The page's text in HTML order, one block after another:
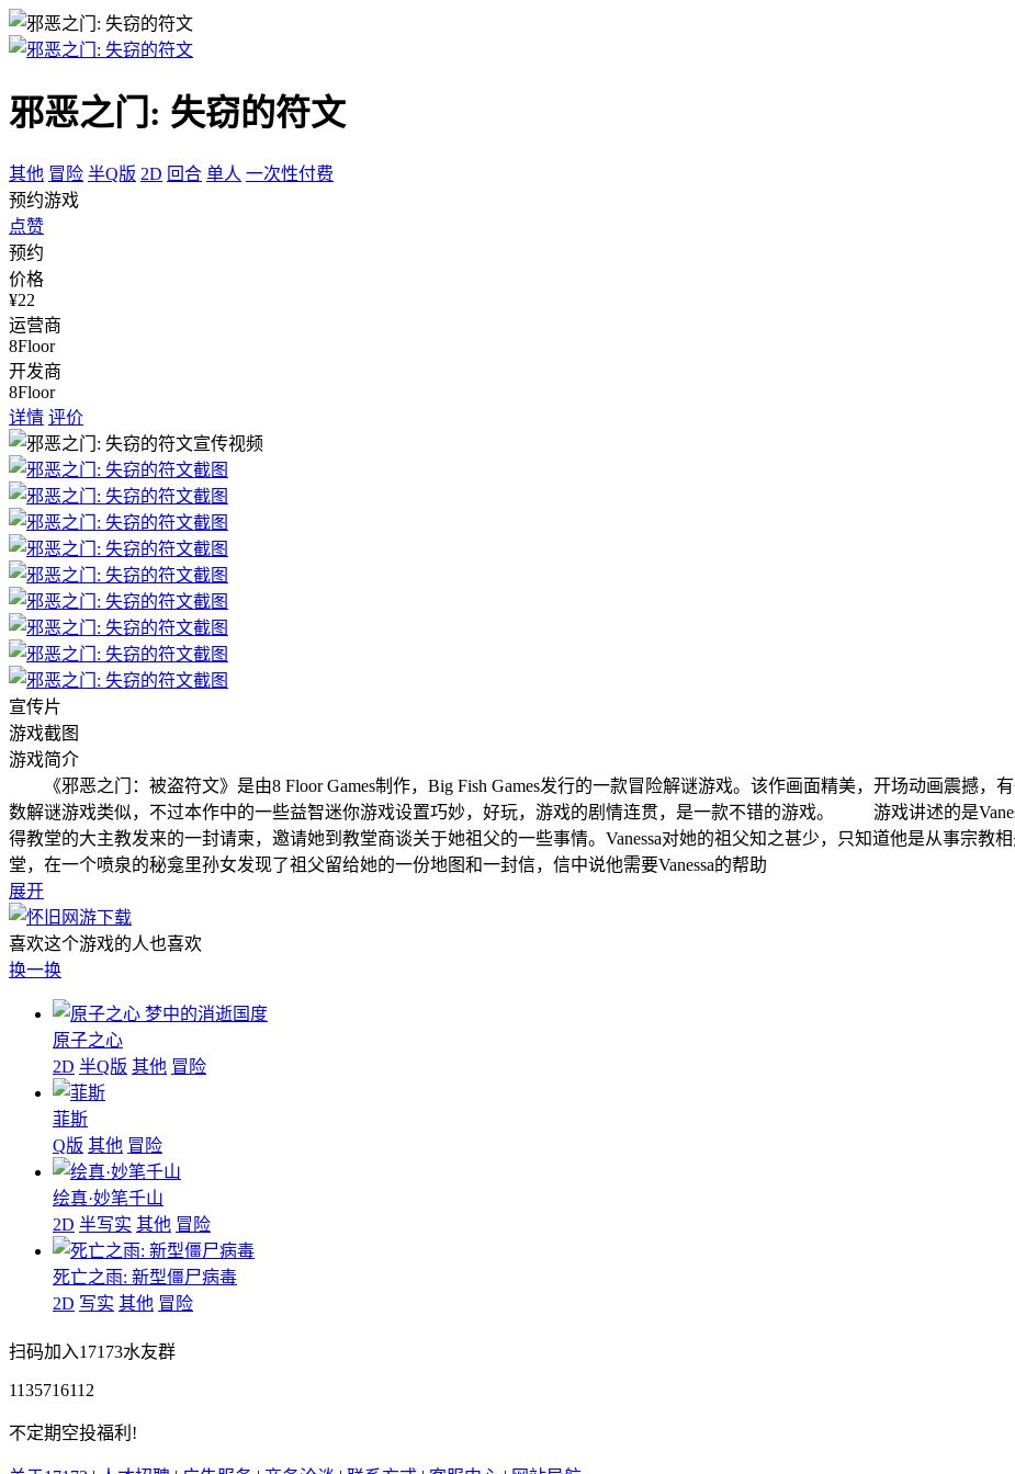
邪恶之门: 失窃的符文
其他 冒险 半Q版 2D 回合 单人 一次性付费
预约游戏
点赞
预约
价格
¥22
运营商
8Floor
开发商
8Floor
详情 评价
宣传片
游戏截图
游戏简介
《邪恶之门：被盗符文》是由8 Floor Games制作，Big Fish Games发行的一款冒险解谜游戏。该作画面精美，开场动画震撼，
数解谜游戏类似，不过本作中的一些益智迷你游戏设置巧妙，好玩，游戏的剧情连贯，是一款不错的游戏。 游戏讲述的是
得教堂的大主教发来的一封请柬，邀请她到教堂商谈关于她祖父的一些事情。Vanessa对她的祖父知之甚少，只知道他是从事宗教
堂，在一个喷泉的秘龛里孙女发现了祖父留给她的一份地图和一封信，信中说他需要Vanessa的帮助
展开
喜欢这个游戏的人也喜欢
换一换
梦中的消逝国度
原子之心
2D 半Q版 其他 冒险
菲斯
Q版 其他 冒险
绘真·妙笔千山
2D 半写实 其他 冒险
死亡之雨: 新型僵尸病毒
2D 写实 其他 冒险
扫码加入17173水友群
1135716112
不定期空投福利!